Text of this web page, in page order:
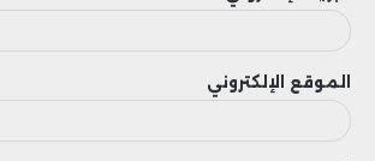
وعلى هامش هذا اللقاء العلمي،
اتفاقيتين للتعاون، تهم الأولى
وطنية للبحث العلمي في مجال
الموقع الإلكتروني